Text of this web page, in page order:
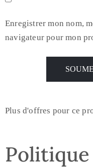
Enregistrer mon nom,
navigateur pour mon
Plus d'offres pour ce